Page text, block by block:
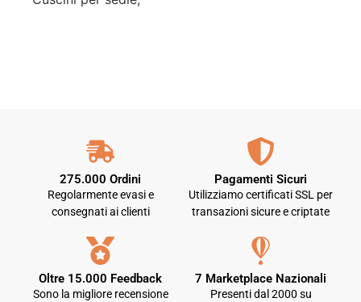
275.000 Ordini
Regolarmente evasi e
consegnati ai clienti
Pagamenti Sicuri
Utilizziamo certificati SSL per
transazioni sicure e criptate
Oltre 15.000 Feedback
Sono la migliore recensione
7 Marketplace Nazionali
Presenti dal 2000 su